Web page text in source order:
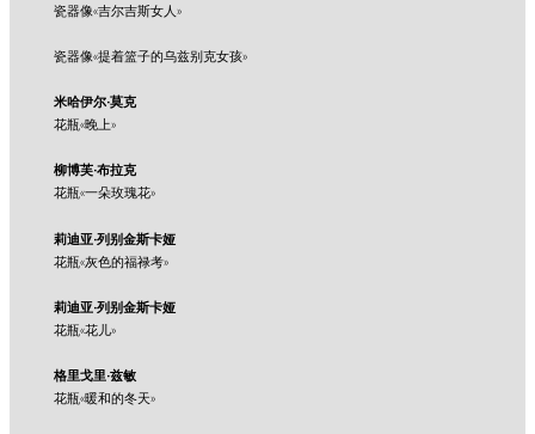
瓷器像«吉尔吉斯女人»
瓷器像«提着篮子的乌兹别克女孩»
米哈伊尔·莫克
花瓶«晚上»
柳博芙·布拉克
花瓶«一朵玫瑰花»
莉迪亚·列别金斯卡娅
花瓶«灰色的福禄考»
莉迪亚·列别金斯卡娅
花瓶«花儿»
格里戈里·兹敏
花瓶«暖和的冬天»